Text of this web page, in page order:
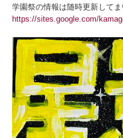
学園祭の情報は随時更新して
https://sites.google.com/